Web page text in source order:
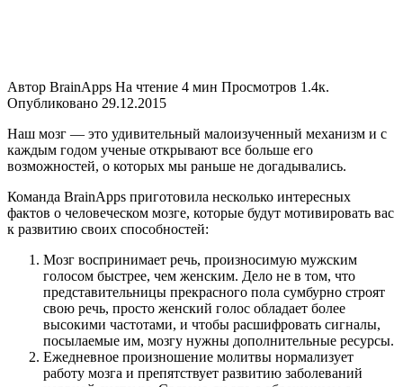
Автор BrainApps На чтение 4 мин Просмотров 1.4к.
Опубликовано 29.12.2015
Наш мозг — это удивительный малоизученный механизм и с
каждым годом ученые открывают все больше его
возможностей, о которых мы раньше не догадывались.
Команда BrainApps приготовила несколько интересных
фактов о человеческом мозге, которые будут мотивировать вас
к развитию своих способностей:
Мозг воспринимает речь, произносимую мужским
голосом быстрее, чем женским. Дело не в том, что
представительницы прекрасного пола сумбурно строят
свою речь, просто женский голос обладает более
высокими частотами, и чтобы расшифровать сигналы,
посылаемые им, мозгу нужны дополнительные ресурсы.
Ежедневное произношение молитвы нормализует
работу мозга и препятствует развитию заболеваний